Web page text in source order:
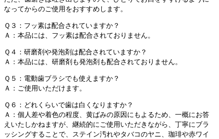
なってからのご使用をおすすめします。
Ｑ３：フッ素は配合されていますか？
Ａ：本品には、フッ素は配合されておりません。
Ｑ４：研磨剤や発泡剤は配合されていますか？
Ａ：本品には、研磨剤も発泡剤も配合されておりません。
Ｑ５：電動歯ブラシでも使えますか？
Ａ：ご使用いただけます。
Ｑ６：どれくらいで歯は白くなりますか？
Ａ：個人差や着色の程度、黄ばみの原因にもよるため、一概にお答
えいたしかねますが、継続的にご使用いただきながら、丁寧にブラ
ッシングすることで、ステイン汚れやタバコのヤニ、珈琲や赤ワイ